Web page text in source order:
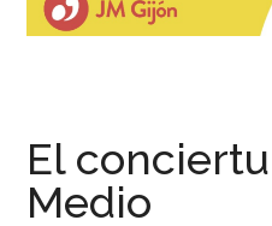
El conciertu
Medio